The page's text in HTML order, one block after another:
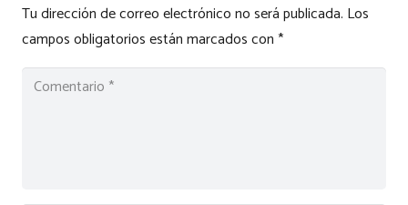
Tu dirección de correo electrónico no será publicada. Los
campos obligatorios están marcados con*